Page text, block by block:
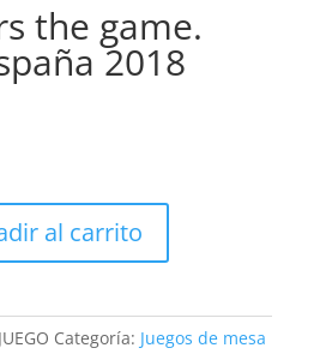
the game.
2018
al carrito
Categoría: Juegos de mesa